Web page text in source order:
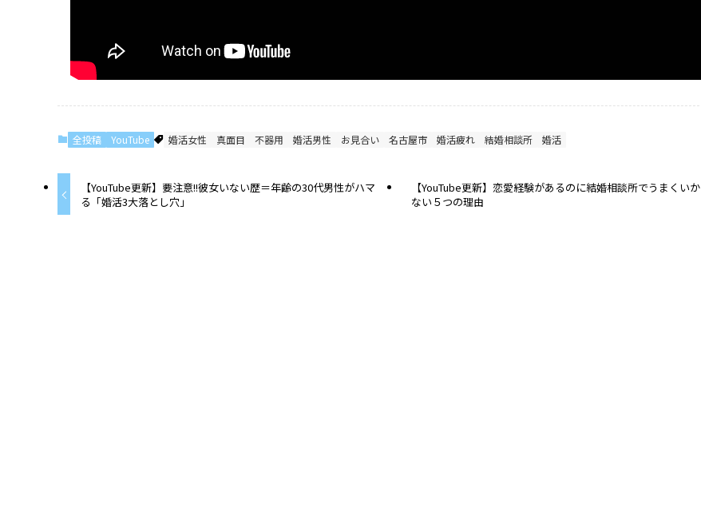
全投稿 YouTube 婚活女性 真面目 不器用 婚活男性 お見合い 名古屋市 婚活疲れ 結婚相談所 婚活
【YouTube更新】要注意!!彼女いない歴＝年齢の30代男性がハマ
る「婚活3大落とし穴」
【YouTube更新】恋愛経験があるのに結婚相談所でうまくいか
ない５つの理由